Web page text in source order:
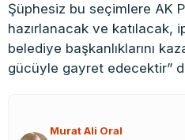
Şüphesiz bu seçimlere AK
hazırlanacak ve katılacak,
belediye başkanlıklarını
gücüyle gayret edecektir”
Murat Ali Oral